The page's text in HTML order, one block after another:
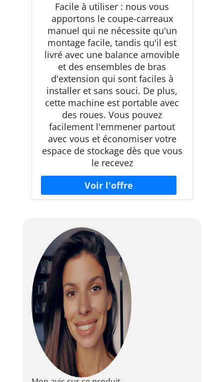
Facile à utiliser : nous vous
apportons le coupe-carreaux
manuel qui ne nécessite qu'un
montage facile, tandis qu'il est
livré avec une balance amovible
et des ensembles de bras
d'extension qui sont faciles à
installer et sans souci. De plus,
cette machine est portable avec
des roues. Vous pouvez
facilement l'emmener partout
avec vous et économiser votre
espace de stockage dès que vous
le recevez